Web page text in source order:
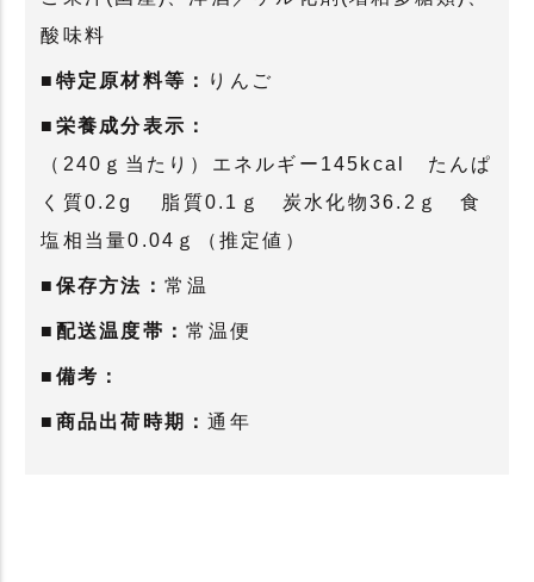
酸味料
■特定原材料等： りんご
■栄養成分表示：
（240ｇ当たり）エネルギー145kcal たんぱ
く質0.2g 脂質0.1ｇ 炭水化物36.2ｇ 食
塩相当量0.04ｇ（推定値）
■保存方法： 常温
■配送温度帯：常温便
■備考：
■商品出荷時期：通年